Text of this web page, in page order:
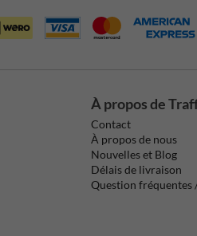
À propos de
Contact
À propos de nous
Nouvelles et Blog
Délais de livraison
Question fréquentes